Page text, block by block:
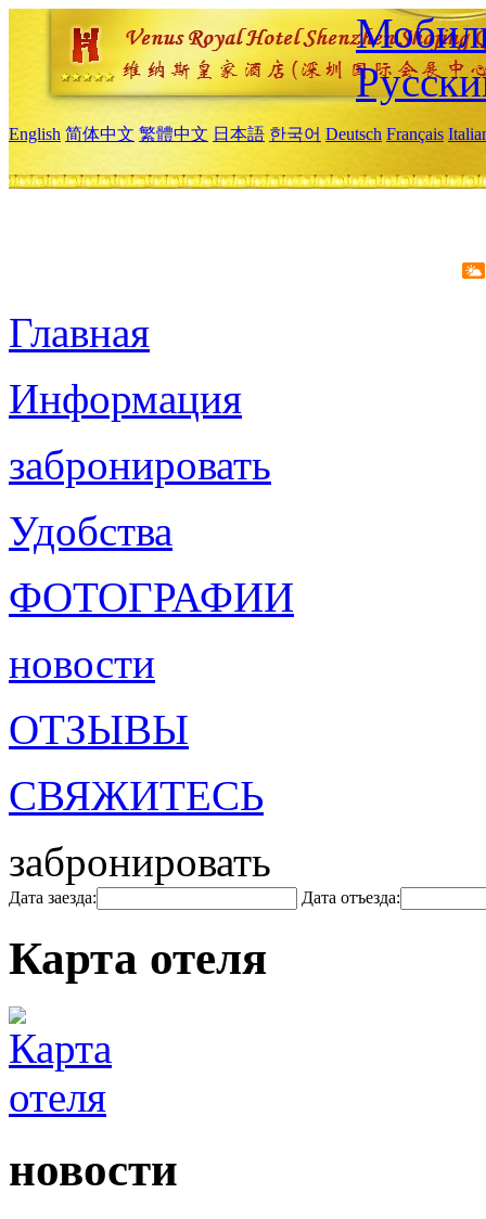
English 简体中文 繁體中文 日本語 한국어 Deutsch Français
Главная
Информация
забронировать
Удобства
ФОТОГРАФИИ
новости
ОТЗЫВЫ
СВЯЖИТЕСЬ
забронировать
Дата заезда: Дата отъезда:
Карта отеля
новости